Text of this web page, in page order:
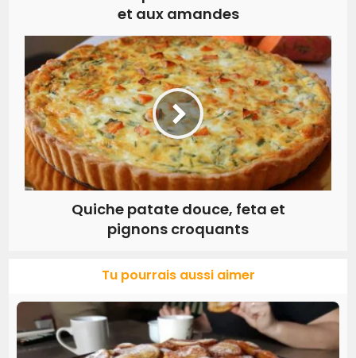
et aux amandes
Quiche patate douce, feta et
pignons croquants
Tu pourrais aussi aimer